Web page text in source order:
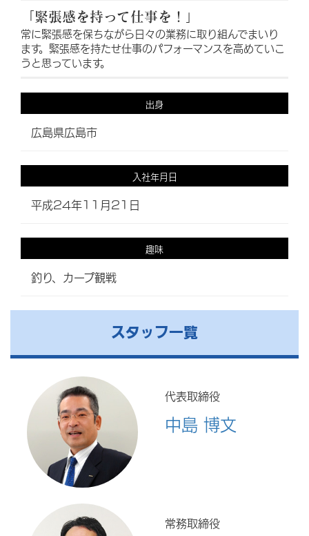
「緊張感を持って仕事を！」
常に緊張感を保ちながら日々の業務に取り組んでまいり
ます。緊張感を持たせ仕事のパフォーマンスを高めていこ
うと思っています。
出身
広島県広島市
入社年月日
平成24年11月21日
趣味
釣り、カープ観戦
スタッフ一覧
代表取締役
中島 博文
常務取締役